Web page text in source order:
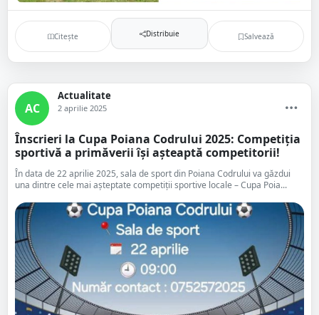
Citește Distribuie Salvează
AC
Actualitate
2 aprilie 2025
Înscrieri la Cupa Poiana Codrului 2025: Competiția
sportivă a primăverii își așteaptă competitorii!
În data de 22 aprilie 2025, sala de sport din Poiana Codrului va găzdui
una dintre cele mai așteptate competiții sportive locale – Cupa Poia...